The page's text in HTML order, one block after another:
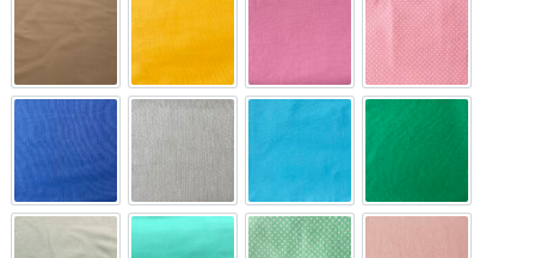
Napsárga Rózsaszín
Sötétkék Szürke Világoskék